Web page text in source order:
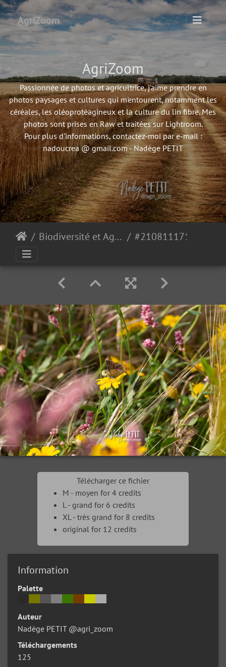
AgriZoom
AgriZoom
Passionnée de photos et agricultrice, j'aime prendre en
photos paysages et cultures qui m'entourent, notamment les
céréales, les oléoprotéagineux et la culture du lin fibre. Mes
photos sont prises en Raw et traitées sur Lightroom.
Pour plus d'informations, contactez-moi par e-mail :
nadoucrea @ gmail.com - Nadège PETIT
Biodiversité et Agroécologie
Télécharger ce fichier
M - moyen for 4 credits
L - grand for 6 credits
XL - très grand for 8 credits
original for 12 credits
Information
Palette
Auteur
Nadège PETIT @agri_zoom
Téléchargements
125